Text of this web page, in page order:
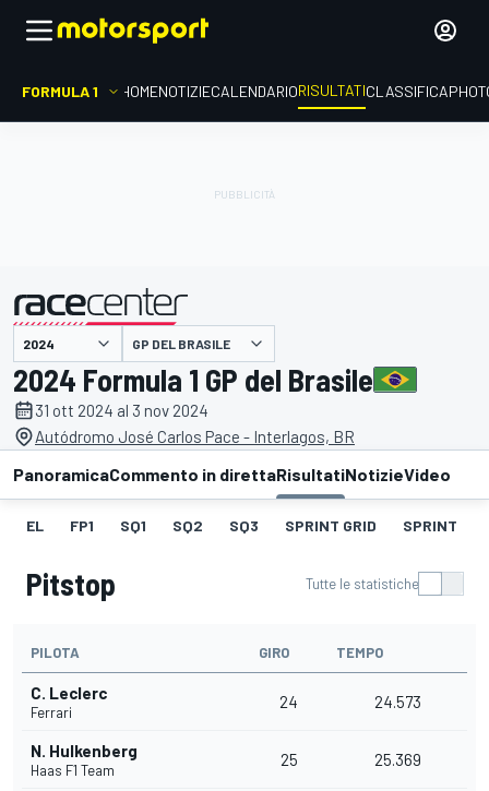
FORMULA 1 HOMENOTIZIECALENDARIORISULTATICLASSIFICA
presentato da GP DEL BRASILE
2024 Formula 1 GP del Brasile
31 ott 2024 al 3 nov 2024
Autódromo José Carlos Pace - Interlagos, BR
PanoramicaCommento in direttaRisultatiNotizieVideo
EL FP1 SQ1 SQ2 SQ3 SPRINT GRID SPRINT
Pitstop Tutte le statistiche
PILOTA GIRO TEMPO
C. Leclerc
Ferrari
24 24.573
N. Hulkenberg
Haas F1 Team
25 25.369